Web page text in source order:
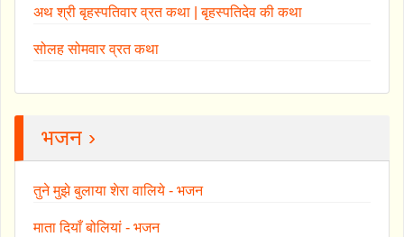
अथ श्री बृहस्पतिवार व्रत कथा | बृहस्पतिदेव की कथा
सोलह सोमवार व्रत कथा
भजन ›
तुने मुझे बुलाया शेरा वालिये - भजन
माता दियाँ बोलियां - भजन